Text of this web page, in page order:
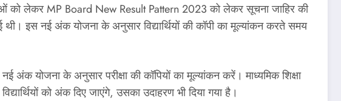
को लेकर MP Board New Result Pattern 2023 को लेकर सूचना जाहिर की
इस नई अंक योजना के अनुसार विद्यार्थियों की कॉपी का मूल्यांकन करते समय
अंक योजना के अनुसार परीक्षा की कॉपियों का मूल्यांकन करें। माध्यमिक शिक्षा
को अंक दिए जाएंगे, उसका उदाहरण भी दिया गया है।